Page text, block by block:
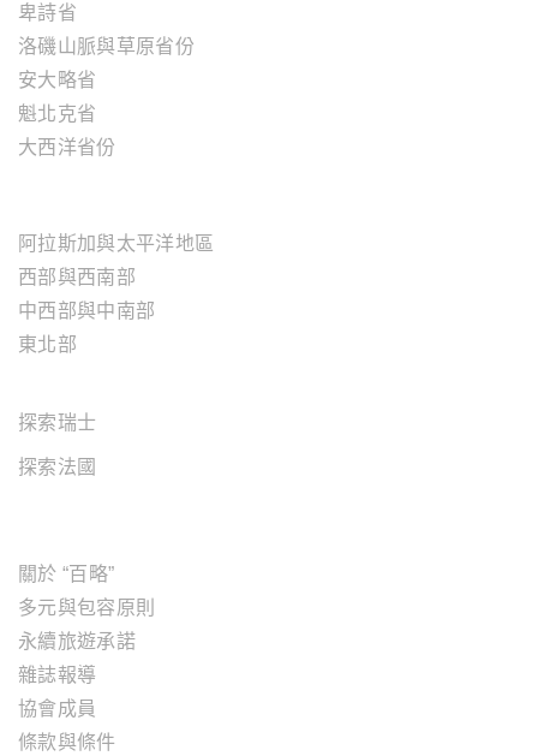
卑詩省
洛磯山脈與草原省份
安大略省
魁北克省
大西洋省份
阿拉斯加與太平洋地區
西部與西南部
中西部與中南部
東北部
探索瑞士
探索法國
關於 “百略”
多元與包容原則
永續旅遊承諾
雜誌報導
協會成員
條款與條件